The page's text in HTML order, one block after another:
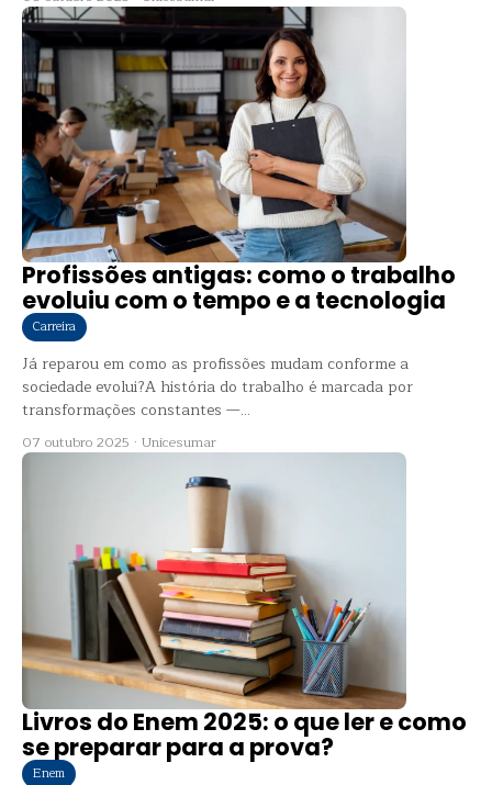
Profissões antigas: como o trabalho
evoluiu com o tempo e a tecnologia
Carreira
Já reparou em como as profissões mudam conforme a
sociedade evolui?A história do trabalho é marcada por
transformações constantes —...
07 outubro 2025 · Unicesumar
Livros do Enem 2025: o que ler e como
se preparar para a prova?
Enem